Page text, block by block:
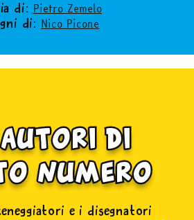
di: Pietro Zemelo
di: Nico Picone
di
numero
e i disegnatori